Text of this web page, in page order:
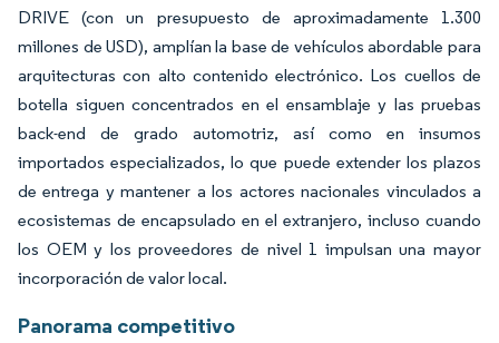
DRIVE (con un presupuesto de aproximadamente 1.300
millones de USD), amplían la base de vehículos abordable para
arquitecturas con alto contenido electrónico. Los cuellos de
botella siguen concentrados en el ensamblaje y las pruebas
back-end de grado automotriz, así como en insumos
importados especializados, lo que puede extender los plazos
de entrega y mantener a los actores nacionales vinculados a
ecosistemas de encapsulado en el extranjero, incluso cuando
los OEM y los proveedores de nivel 1 impulsan una mayor
incorporación de valor local.
Panorama competitivo